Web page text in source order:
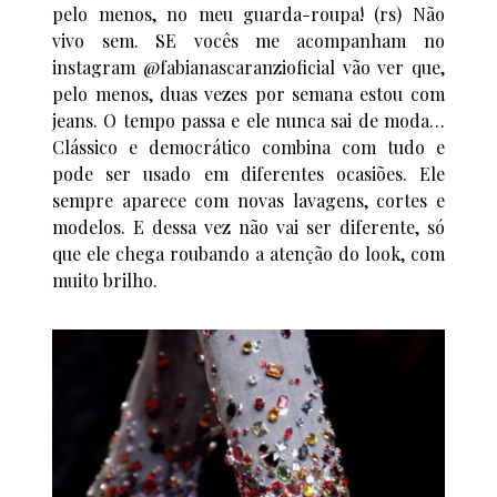
pelo menos, no meu guarda-roupa! (rs) Não
vivo sem. SE vocês me acompanham no
instagram @fabianascaranzioficial vão ver que,
pelo menos, duas vezes por semana estou com
jeans. O tempo passa e ele nunca sai de moda…
Clássico e democrático combina com tudo e
pode ser usado em diferentes ocasiões. Ele
sempre aparece com novas lavagens, cortes e
modelos. E dessa vez não vai ser diferente, só
que ele chega roubando a atenção do look, com
muito brilho.